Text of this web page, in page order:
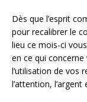
Dès que l’esprit
pour recalibrer le
lieu ce mois-ci
en ce qui
l’utilisation de vos
l’attention,